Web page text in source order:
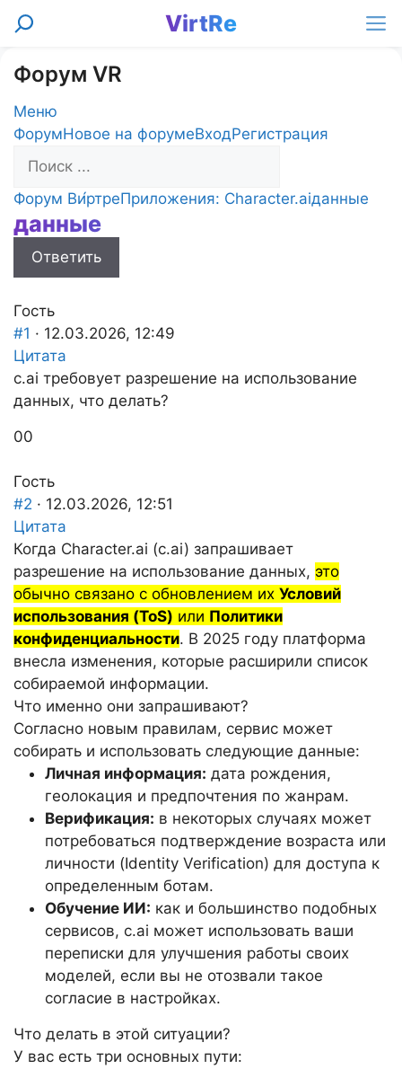
Перейти
VirtRe
Поиск
Форум VR
Меню
Навигация
Форума
ФорумНовое на форумеВходРегистрация
Форум
breadcrumbs
-
Вы
Форум Ви́ртреПриложения: Character.aiданные
данные
Ответить
Гость
#1 · 12.03.2026, 12:49
Цитата
c.ai требовует разрешение на использование
данных, что делать?
Голосуйте
палец
вниз.
0Голосуйте
палец
вверх.
0
Гость
#2 · 12.03.2026, 12:51
Цитата
Когда Character.ai (c.ai) запрашивает
разрешение на использование данных, это
обычно связано с обновлением их Условий
использования (ToS) или Политики
конфиденциальности. В 2025 году платформа
внесла изменения, которые расширили список
собираемой информации.
Что именно они запрашивают?
Согласно новым правилам, сервис может
собирать и использовать следующие данные:
Личная информация: дата рождения,
геолокация и предпочтения по жанрам.
Верификация: в некоторых случаях может
потребоваться подтверждение возраста или
личности (Identity Verification) для доступа к
определенным ботам.
Обучение ИИ: как и большинство подобных
сервисов, c.ai может использовать ваши
переписки для улучшения работы своих
моделей, если вы не отозвали такое
согласие в настройках.
Что делать в этой ситуации?
У вас есть три основных пути: